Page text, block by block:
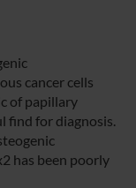
cancer cells
of papillary
find for diagnosis.
has been poorly